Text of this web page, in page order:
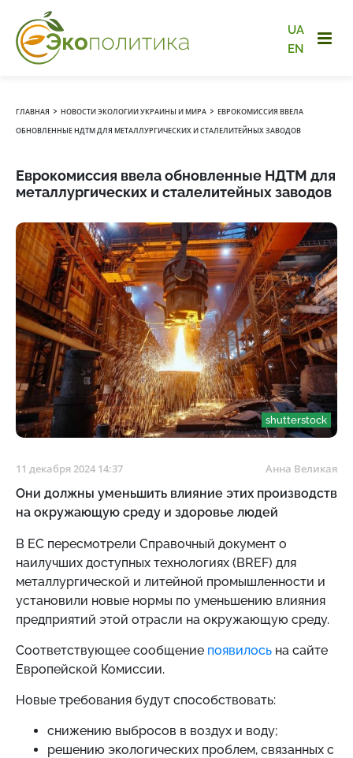
UA
EN
ГЛАВНАЯ › НОВОСТИ ЭКОЛОГИИ УКРАИНЫ И МИРА › ЕВРОКОМИССИЯ ВВЕЛА
ОБНОВЛЕННЫЕ НДТМ ДЛЯ МЕТАЛЛУРГИЧЕСКИХ И СТАЛЕЛИТЕЙНЫХ ЗАВОДОВ
Еврокомиссия ввела обновленные НДТМ для
металлургических и сталелитейных заводов
shutterstock
11 декабря 2024 14:37 Анна Великая
Они должны уменьшить влияние этих производств
на окружающую среду и здоровье людей
В ЕС пересмотрели Справочный документ о
наилучших доступных технологиях (BREF) для
металлургической и литейной промышленности и
установили новые нормы по уменьшению влияния
предприятий этой отрасли на окружающую среду.
Соответствующее сообщение появилось на сайте
Европейской Комиссии.
Новые требования будут способствовать:
снижению выбросов в воздух и воду;
решению экологических проблем, связанных с